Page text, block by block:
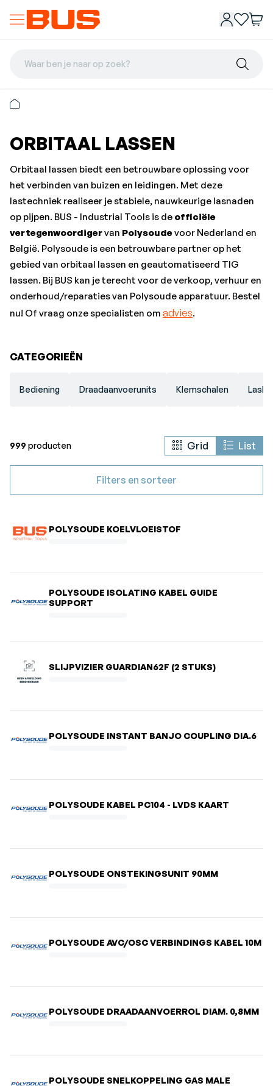
Waar ben je naar op zoek?
ORBITAAL LASSEN
Orbitaal lassen biedt een betrouwbare oplossing voor
het verbinden van buizen en leidingen. Met deze
lastechniek realiseer je stabiele, nauwkeurige lasnaden
op pijpen. BUS - Industrial Tools is de officiële
vertegenwoordigervan Polysoudevoor Nederland en
België. Polysoude is een betrouwbare partner op het
gebied van orbitaal lassen en geautomatiseerd TIG
lassen. Bij BUS kan je terecht voor de verkoop, verhuur en
onderhoud/reparaties van Polysoude apparatuur. Bestel
nu! Of vraag onze specialisten om advies.
CATEGORIEËN
Bediening Draadaanvoerunits Klemschalen
999 producten Grid List
Filters en sorteer
POLYSOUDE KOELVLOEISTOF
POLYSOUDE ISOLATING KABEL GUIDE
SUPPORT
SLIJPVIZIER GUARDIAN62F (2 STUKS)
POLYSOUDE INSTANT BANJO COUPLING DIA.6
POLYSOUDE KABEL PC104 - LVDS KAART
POLYSOUDE ONSTEKINGSUNIT 90MM
POLYSOUDE AVC/OSC VERBINDINGS KABEL 10M
POLYSOUDE DRAADAANVOERROL DIAM. 0,8MM
POLYSOUDE SNELKOPPELING GAS MALE